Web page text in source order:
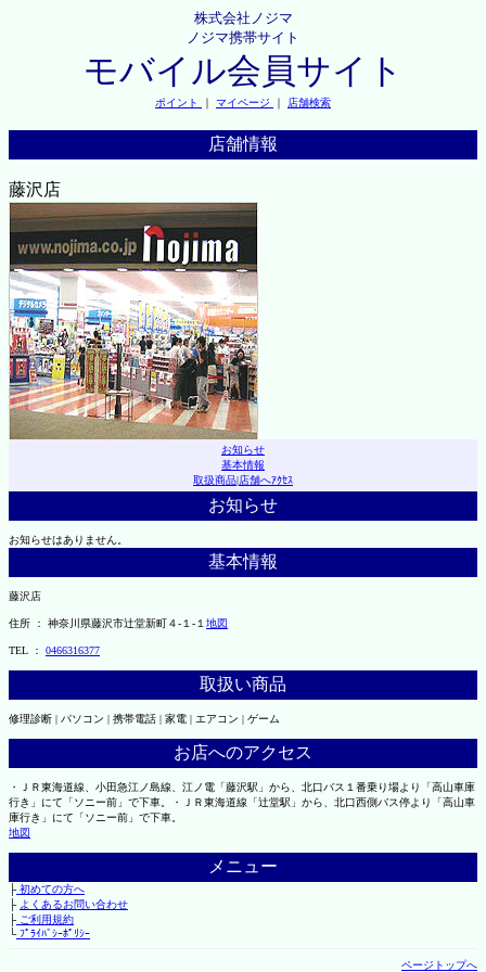
株式会社ノジマ
ノジマ携帯サイト
モバイル会員サイト
ポイント ｜ マイページ ｜ 店舗検索
店舗情報
藤沢店
お知らせ
基本情報
取扱商品|店舗へｱｸｾｽ
お知らせ
お知らせはありません。
基本情報
藤沢店
住所 ： 神奈川県藤沢市辻堂新町４-１-１ 地図
TEL ： 0466316377
取扱い商品
修理診断 | パソコン | 携帯電話 | 家電 | エアコン | ゲーム
お店へのアクセス
・ＪＲ東海道線、小田急江ノ島線、江ノ電「藤沢駅」から、北口バス１番乗り場より「高山車庫
行き」にて「ソニー前」で下車。・ＪＲ東海道線「辻堂駅」から、北口西側バス停より「高山車
庫行き」にて「ソニー前」で下車。
地図
メニュー
├初めての方へ
├ よくあるお問い合わせ
├ご利用規約
└ﾌﾟﾗｲﾊﾞｼｰﾎﾟﾘｼｰ
ページトップへ